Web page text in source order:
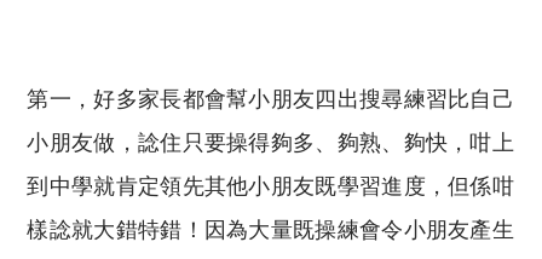
第一，好多家長都會幫小朋友四出搜尋練習比自己
小朋友做，諗住只要操得夠多、夠熟、夠快，咁上
到中學就肯定領先其他小朋友既學習進度，但係咁
樣諗就大錯特錯！因為大量既操練會令小朋友產生